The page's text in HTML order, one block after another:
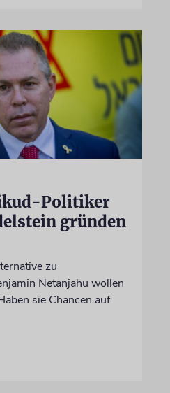
Politiker
gründen
zu
Netanjahu wollen
sie Chancen auf